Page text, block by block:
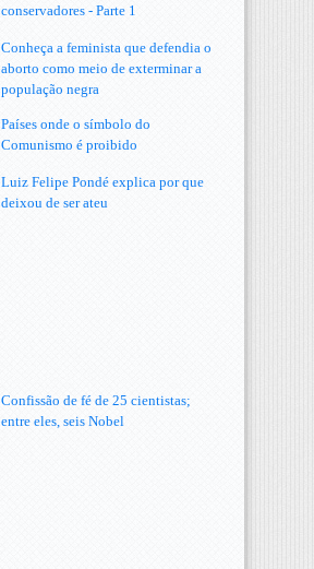
conservadores - Parte 1
Conheça a feminista que defendia o
aborto como meio de exterminar a
população negra
Países onde o símbolo do
Comunismo é proibido
Luiz Felipe Pondé explica por que
deixou de ser ateu
Confissão de fé de 25 cientistas;
entre eles, seis Nobel